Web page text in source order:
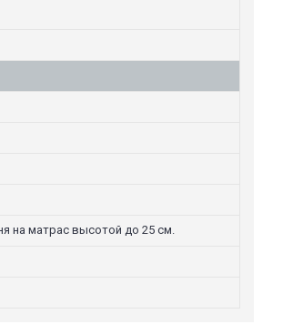
на матрас высотой до 25 см.